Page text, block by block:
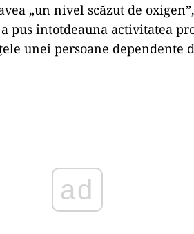
„un nivel scăzut de
pus întotdeauna activitatea
unei persoane dependente